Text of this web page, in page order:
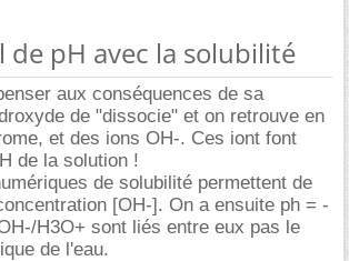
de pH avec la solubilité
aux conséquences de sa
de "dissocie" et on retrouve en
et des ions OH-. Ces iont font
de la solution !
de solubilité permettent de
[OH-]. On a ensuite ph = -
H3O+ sont liés entre eux pas le
de l'eau.